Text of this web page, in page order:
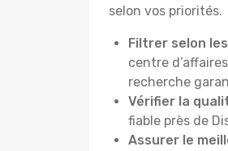
selon vos priorités.
Filtrer selon
centre
recherche
Vérifier la
fiable près de
Assurer le